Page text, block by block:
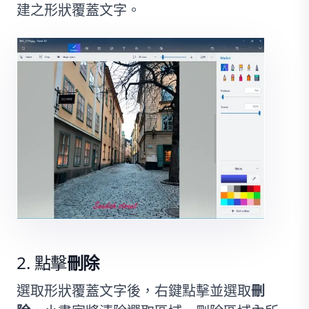
建之形狀覆蓋文字。
點擊刪除
選取形狀覆蓋文字後，右鍵點擊並選取刪